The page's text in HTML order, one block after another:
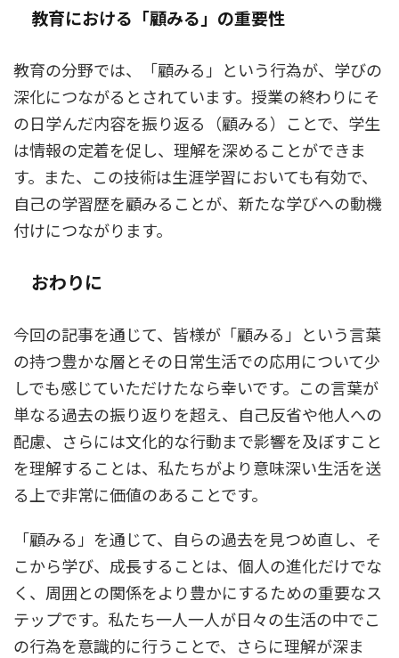
教育における「顧みる」の重要性
教育の分野では、「顧みる」という行為が、学びの
深化につながるとされています。授業の終わりにそ
の日学んだ内容を振り返る（顧みる）ことで、学生
は情報の定着を促し、理解を深めることができま
す。また、この技術は生涯学習においても有効で、
自己の学習歴を顧みることが、新たな学びへの動機
付けにつながります。
おわりに
今回の記事を通じて、皆様が「顧みる」という言葉
の持つ豊かな層とその日常生活での応用について少
しでも感じていただけたなら幸いです。この言葉が
単なる過去の振り返りを超え、自己反省や他人への
配慮、さらには文化的な行動まで影響を及ぼすこと
を理解することは、私たちがより意味深い生活を送
る上で非常に価値のあることです。
「顧みる」を通じて、自らの過去を見つめ直し、そ
こから学び、成長することは、個人の進化だけでな
く、周囲との関係をより豊かにするための重要なス
テップです。私たち一人一人が日々の生活の中でこ
の行為を意識的に行うことで、さらに理解が深ま